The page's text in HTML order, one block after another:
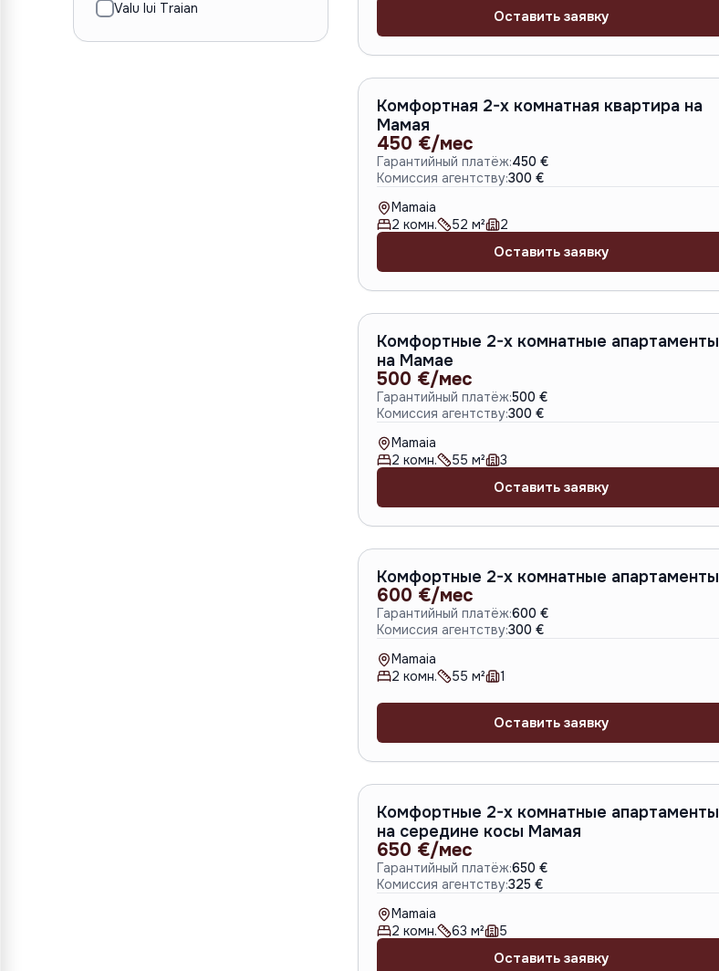
Valu lui Traian
Оставить заявку
A-6795
Комфортная 2-х комнатная квартира на
Мамая
450 €/мес
Гарантийный платёж:450 €
Комиссия агентству:300 €
Mamaia
2 комн. 52 м² 2
Оставить заявку
A-6793
Комфортные 2-х комнатные апартаменты
на Мамае
500 €/мес
Гарантийный платёж:500 €
Комиссия агентству:300 €
Mamaia
2 комн. 55 м² 3
Оставить заявку
A-6791
Комфортные 2-х комнатные апартаменты
600 €/мес
Гарантийный платёж:600 €
Комиссия агентству:300 €
Mamaia
2 комн. 55 м² 1
Оставить заявку
A-6783
Комфортные 2-х комнатные апартаменты
на середине косы Мамая
650 €/мес
Гарантийный платёж:650 €
Комиссия агентству:325 €
Mamaia
2 комн. 63 м² 5
Оставить заявку